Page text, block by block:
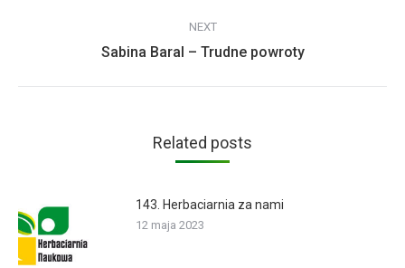
NEXT
Next
Sabina Baral – Trudne powroty
Related posts
143. Herbaciarnia za nami
12 maja 2023